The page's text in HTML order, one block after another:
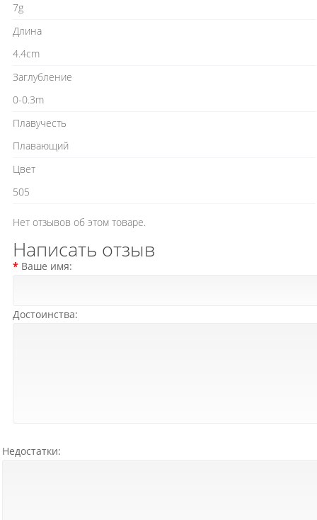
7g
Длина
4.4cm
Заглублениe
0-0.3m
Плавучесть
Плавающий
Цвет
505
Нет отзывов об этом товаре.
Написать отзыв
Ваше имя:
Достоинства:
Недостатки: